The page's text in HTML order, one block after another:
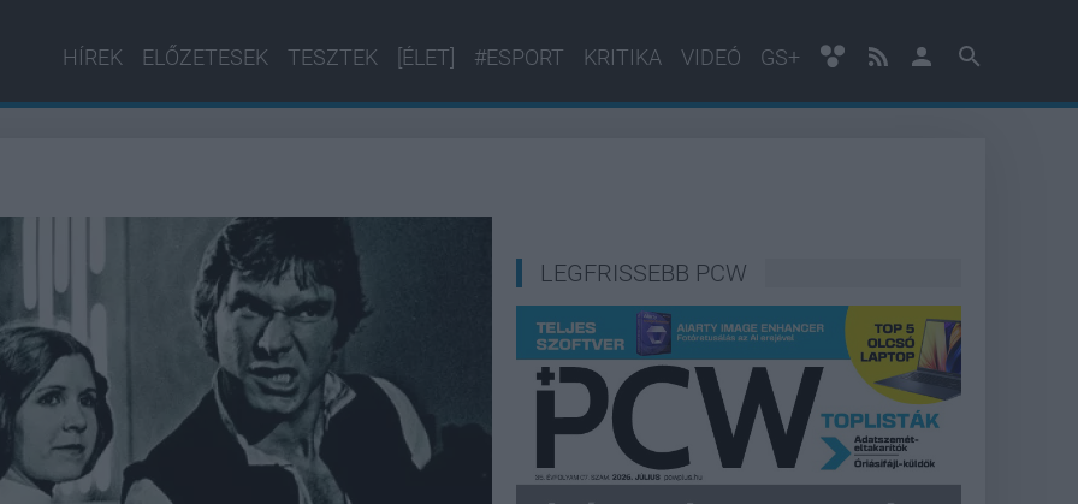
HÍREK ELŐZETESEK TESZTEK [ÉLET] #ESPORT KRITIKA VIDEÓ GS+
LEGFRISSEBB PCW